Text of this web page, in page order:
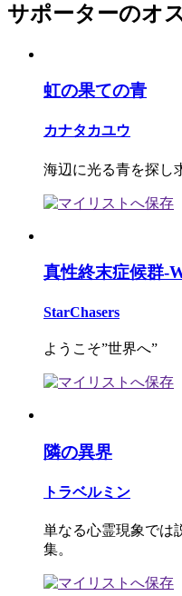
サポーターのオ
虹の果ての青
カナタカユウ
海辺に光る青を探し
真性終末症候群-
StarChasers
ようこそ”世界へ”
隣の異界
トラベルミン
単なる心霊現象では
集。